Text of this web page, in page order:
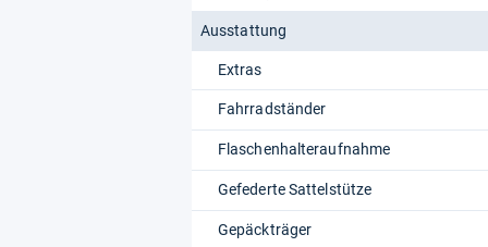
Ausstattung
Extras
Fahrradständer
Flaschenhalteraufnahme
Gefederte Sattelstütze
Gepäckträger